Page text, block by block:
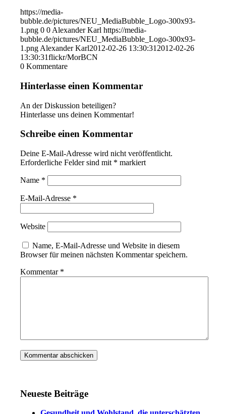
https://media-
bubble.de/pictures/NEU_MediaBubble_Logo-300x93-
1.png 0 0 Alexander Karl https://media-
bubble.de/pictures/NEU_MediaBubble_Logo-300x93-
1.png Alexander Karl2012-02-26 13:30:31 2012-02-26
13:30:31flickr/MorBCN
0 Kommentare
Hinterlasse einen Kommentar
An der Diskussion beteiligen?
Hinterlasse uns deinen Kommentar!
Schreibe einen Kommentar
Deine E-Mail-Adresse wird nicht veröffentlicht.
Erforderliche Felder sind mit * markiert
Name *
E-Mail-Adresse *
Website
Name, E-Mail-Adresse und Website in diesem
Browser für meinen nächsten Kommentar speichern.
Kommentar *
Neueste Beiträge